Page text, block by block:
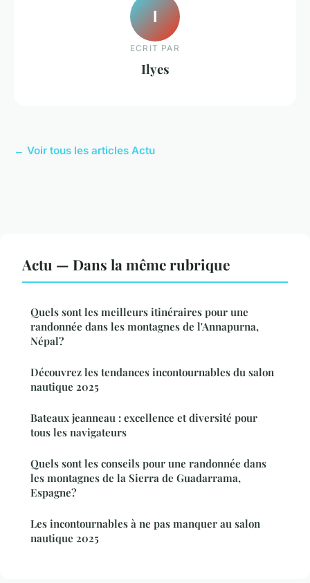
I
ECRIT PAR
Ilyes
← Voir tous les articles Actu
Actu — Dans la même rubrique
Quels sont les meilleurs itinéraires pour une
randonnée dans les montagnes de l'Annapurna,
Népal?
Découvrez les tendances incontournables du salon
nautique 2025
Bateaux jeanneau : excellence et diversité pour
tous les navigateurs
Quels sont les conseils pour une randonnée dans
les montagnes de la Sierra de Guadarrama,
Espagne?
Les incontournables à ne pas manquer au salon
nautique 2025